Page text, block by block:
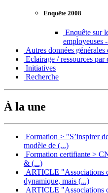
Enquête 2008
Enquête sur
employeuses
Autres données générales
Eclairage / ressources par
Initiatives
Recherche
À la une
Formation > "S’inspirer
modèle de (...)
Formation certifiante >
& (...)
ARTICLE "Associations
dynamique, mais (...)
ARTICLE "Associations